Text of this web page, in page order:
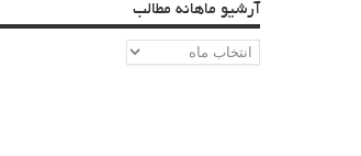
آرشیو ماهانه مطالب
آرشیو
ماهانه